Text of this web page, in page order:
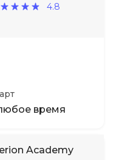
4.8
время
Academy